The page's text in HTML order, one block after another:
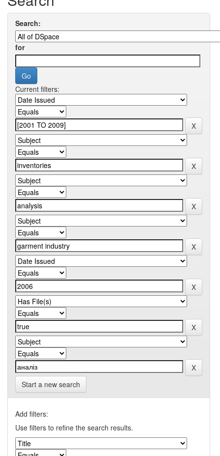
Search:
for
Current filters:
Start a new search
Add filters:
Use filters to refine the search results.